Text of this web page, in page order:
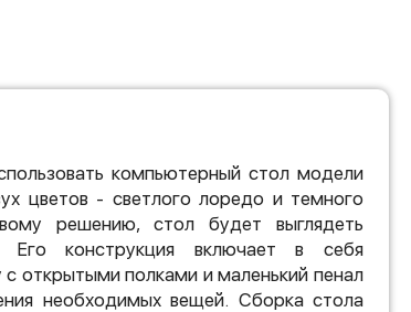
компьютерный стол модели
цветов - светлого лоредо и темного
решению, стол будет выглядеть
конструкция включает в себя
открытыми полками и маленький пенал
необходимых вещей. Сборка стола